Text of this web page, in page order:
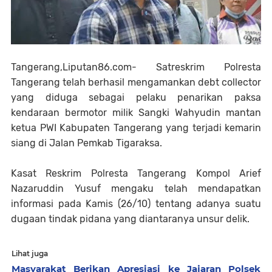
Tangerang,Liputan86.com- Satreskrim Polresta
Tangerang telah berhasil mengamankan debt collector
yang diduga sebagai pelaku penarikan paksa
kendaraan bermotor milik Sangki Wahyudin mantan
ketua PWI Kabupaten Tangerang yang terjadi kemarin
siang di Jalan Pemkab Tigaraksa.
Kasat Reskrim Polresta Tangerang Kompol Arief
Nazaruddin Yusuf mengaku telah mendapatkan
informasi pada Kamis (26/10) tentang adanya suatu
dugaan tindak pidana yang diantaranya unsur delik.
Lihat juga
Masyarakat Berikan Apresiasi ke Jajaran Polsek